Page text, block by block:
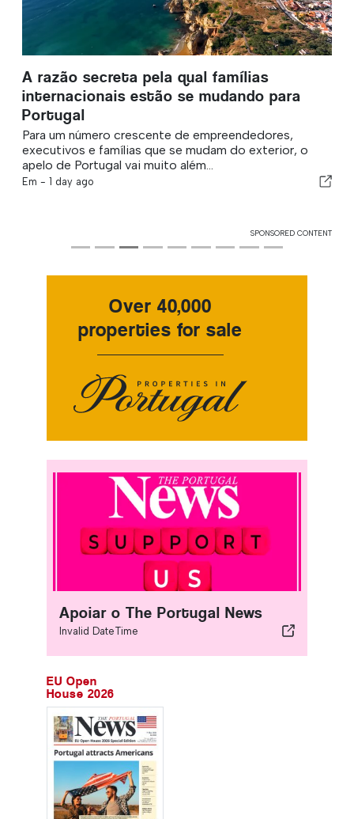
razão secreta pela qual famílias
estão se mudando para
um número crescente de empreendedores,
e famílias que se mudam do exterior, o
de Portugal vai muito além...
-1 day ago
SPONSORED CONTENT
Over 40,000
properties for sale
Apoiar o The Portugal News
Invalid DateTime
EU Open
House 2026